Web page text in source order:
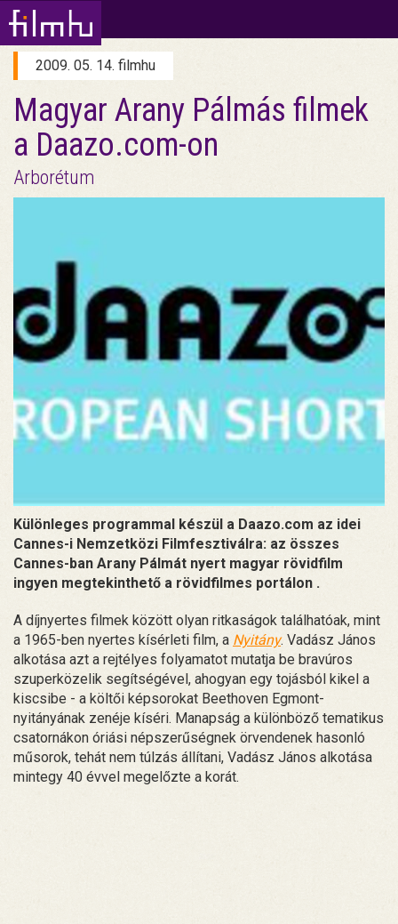
2009. 05. 14. filmhu
Magyar Arany Pálmás filmek
a Daazo.com-on
Arborétum
Különleges programmal készül a Daazo.com az idei
Cannes-i Nemzetközi Filmfesztiválra: az összes
Cannes-ban Arany Pálmát nyert magyar rövidfilm
ingyen megtekinthető a rövidfilmes portálon .
A díjnyertes filmek között olyan ritkaságok találhatóak, mint
a 1965-ben nyertes kísérleti film, a Nyitány. Vadász János
alkotása azt a rejtélyes folyamatot mutatja be bravúros
szuperközelik segítségével, ahogyan egy tojásból kikel a
kiscsibe - a költői képsorokat Beethoven Egmont-
nyitányának zenéje kíséri. Manapság a különböző tematikus
csatornákon óriási népszerűségnek örvendenek hasonló
műsorok, tehát nem túlzás állítani, Vadász János alkotása
mintegy 40 évvel megelőzte a korát.